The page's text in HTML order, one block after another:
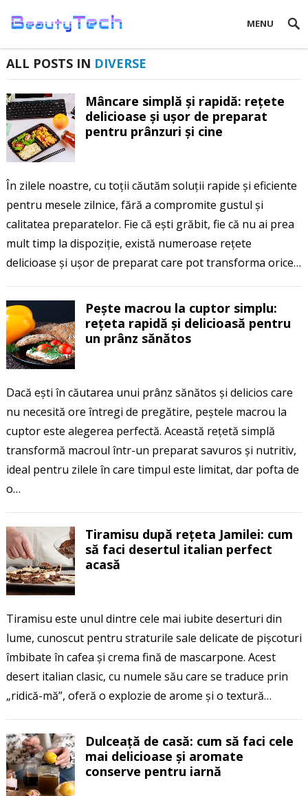
MENU
ALL POSTS IN DIVERSE
Mâncare simplă și rapidă: rețete
delicioase și ușor de preparat
pentru prânzuri și cine
În zilele noastre, cu toții căutăm soluții rapide și eficiente
pentru mesele zilnice, fără a compromite gustul și
calitatea preparatelor. Fie că ești grăbit, fie că nu ai prea
mult timp la dispoziție, există numeroase rețete
delicioase și ușor de preparat care pot transforma orice…
Pește macrou la cuptor simplu:
rețeta rapidă și delicioasă pentru
un prânz sănătos
Dacă ești în căutarea unui prânz sănătos și delicios care
nu necesită ore întregi de pregătire, peștele macrou la
cuptor este alegerea perfectă. Această rețetă simplă
transformă macroul într-un preparat savuros și nutritiv,
ideal pentru zilele în care timpul este limitat, dar pofta de
o…
Tiramisu după rețeta Jamilei: cum
să faci desertul italian perfect
acasă
Tiramisu este unul dintre cele mai iubite deserturi din
lume, cunoscut pentru straturile sale delicate de pișcoturi
îmbibate în cafea și crema fină de mascarpone. Acest
desert italian clasic, cu numele său care se traduce prin
„ridică-mă”, oferă o explozie de arome și o textură…
Dulceață de casă: cum să faci cele
mai delicioase și aromate
conserve pentru iarnă